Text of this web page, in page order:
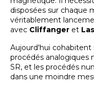
disposées sur chaque
véritablement
avec Cliffanger et
Aujourd'hui cohabitent
procédés analogiques
SR, et les procédés
dans une moindre